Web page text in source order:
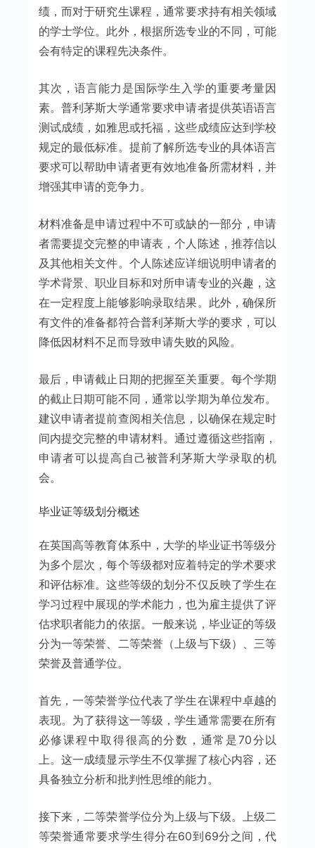
绩，而对于研究生课程，通常要求持有相关领域
的学士学位。此外，根据所选专业的不同，可能
会有特定的课程先决条件。
其次，语言能力是国际学生入学的重要考量因
素。普利茅斯大学通常要求申请者提供英语语言
测试成绩，如雅思或托福，这些成绩应达到学校
规定的最低标准。提前了解所选专业的具体语言
要求可以帮助申请者更有效地准备所需材料，并
增强其申请的竞争力。
材料准备是申请过程中不可或缺的一部分，申请
者需要提交完整的申请表，个人陈述，推荐信以
及其他相关文件。个人陈述应详细说明申请者的
学术背景、职业目标和对所申请专业的兴趣，这
在一定程度上能够影响录取结果。此外，确保所
有文件的准备都符合普利茅斯大学的要求，可以
降低因材料不足而导致申请失败的风险。
最后，申请截止日期的把握至关重要。每个学期
的截止日期可能不同，通常以学期为单位发布。
建议申请者提前查阅相关信息，以确保在规定时
间内提交完整的申请材料。通过遵循这些指南，
申请者可以提高自己被普利茅斯大学录取的机
会。
毕业证等级划分概述
在英国高等教育体系中，大学的毕业证书等级分
为多个层次，每个等级都对应着特定的学术要求
和评估标准。这些等级的划分不仅反映了学生在
学习过程中展现的学术能力，也为雇主提供了评
估求职者能力的依据。一般来说，毕业证的等级
分为一等荣誉、二等荣誉（上级与下级）、三等
荣誉及普通学位。
首先，一等荣誉学位代表了学生在课程中卓越的
表现。为了获得这一等级，学生通常需要在所有
必修课程中取得很高的分数，通常是70分以
上。这一成绩显示学生不仅掌握了核心内容，还
具备独立分析和批判性思维的能力。
接下来，二等荣誉学位分为上级与下级。上级二
等荣誉通常要求学生得分在60到69分之间，代